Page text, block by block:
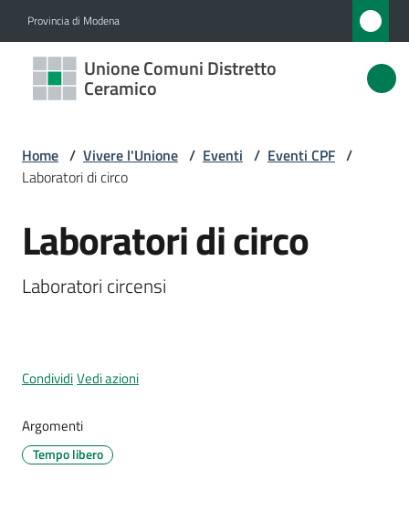
Provincia di Modena
Unione Comuni Distretto
Ceramico
Unione
Comuni
Ceramico
Amministrazione
Novità
Vivere
Menu selezionato
Home / Vivere l'Unione / Eventi / Eventi CPF /
Laboratori di circo
Salta al contenuto
Laboratori di circo
Laboratori circensi
CondividiVedi azioni
Argomenti
Tempo libero